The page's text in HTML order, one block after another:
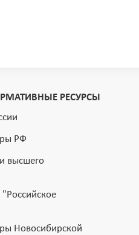
РЕСУРСЫ
РФ
высшего
Новосибирской